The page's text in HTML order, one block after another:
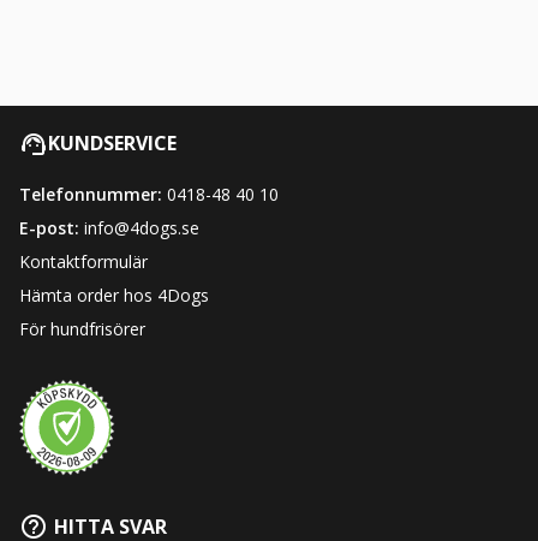
KUNDSERVICE
Telefonnummer: 0418-48 40 10
E-post: info@4dogs.se
Kontaktformulär
Hämta order hos 4Dogs
För hundfrisörer
HITTA SVAR